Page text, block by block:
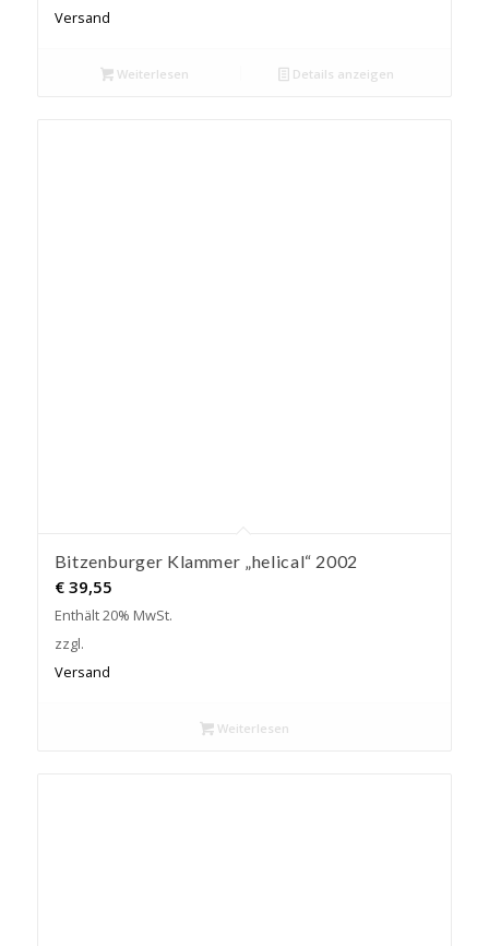
Versand
Weiterlesen Details anzeigen
Bitzenburger Klammer „helical“ 2002
€39,55
Enthält 20% MwSt.
zzgl.
Versand
Weiterlesen